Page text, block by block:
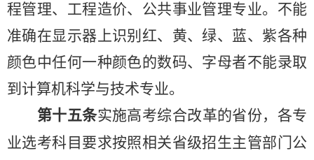
程管理、工程造价、公共事业管理专业。不能
准确在显示器上识别红、黄、绿、蓝、紫各种
颜色中任何一种颜色的数码、字母者不能录取
到计算机科学与技术专业。
第十五条实施高考综合改革的省份，各专
业选考科目要求按照相关省级招生主管部门公